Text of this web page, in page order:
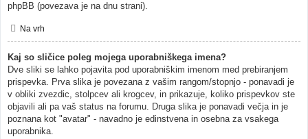
phpBB (povezava je na dnu strani).
Na vrh
Kaj so sličice poleg mojega uporabniškega imena?
Dve sliki se lahko pojavita pod uporabniškim imenom med prebiranjem
prispevka. Prva slika je povezana z vašim rangom/stopnjo - ponavadi je
v obliki zvezdic, stolpcev ali krogcev, in prikazuje, koliko prispevkov ste
objavili ali pa vaš status na forumu. Druga slika je ponavadi večja in je
poznana kot "avatar" - navadno je edinstvena in osebna za vsakega
uporabnika.